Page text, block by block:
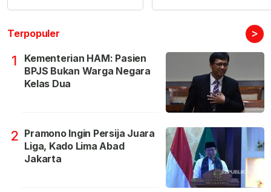
Terpopuler >
1
Kementerian HAM: Pasien
BPJS Bukan Warga Negara
Kelas Dua
2 Pramono Ingin Persija Juara
Liga, Kado Lima Abad
Jakarta